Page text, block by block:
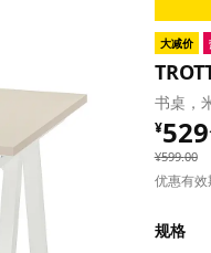
大减价
书桌，
¥599.00
¥ 599.00
¥529.
¥
优惠有
规格